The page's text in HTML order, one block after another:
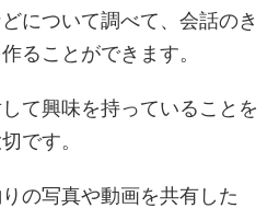
について調べて、会話のき
ることができます。
て興味を持っていることを
です。
の写真や動画を共有した